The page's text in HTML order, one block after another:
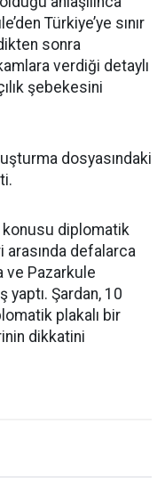
Türkiye’ye sınır
sonra
verdiği detaylı
şebekesini
dosyasındaki
konusu diplomatik
arasında defalarca
ve Pazarkule
yaptı. Şardan, 10
plakalı bir
dikkatini